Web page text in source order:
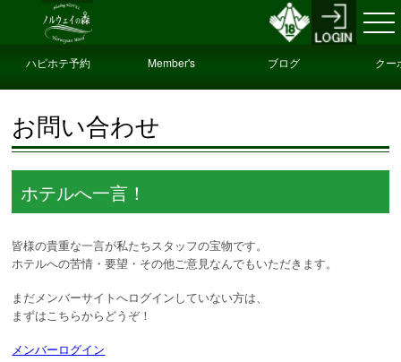
ハピホテ予約
Member's
Only
ブログ クー
お問い合わせ
ホテルへ一言！
皆様の貴重な一言が私たちスタッフの宝物です。
ホテルへの苦情・要望・その他ご意見なんでもいただきます。
まだメンバーサイトへログインしていない方は、
まずはこちらからどうぞ！
メンバーログイン